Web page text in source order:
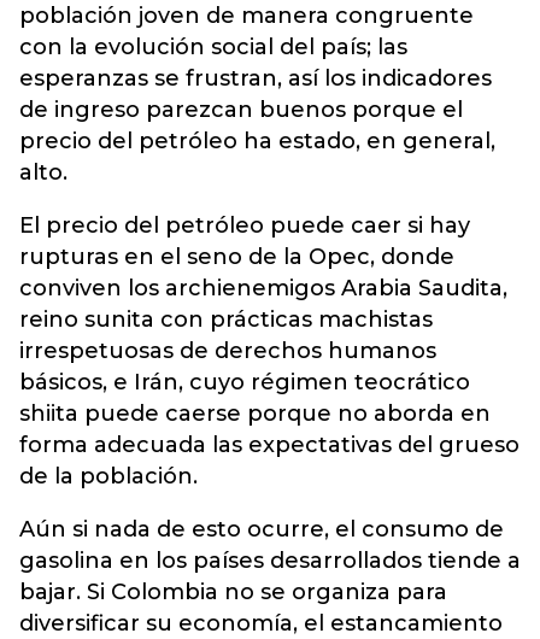
población joven de manera congruente
con la evolución social del país; las
esperanzas se frustran, así los indicadores
de ingreso parezcan buenos porque el
precio del petróleo ha estado, en general,
alto.
El precio del petróleo puede caer si hay
rupturas en el seno de la Opec, donde
conviven los archienemigos Arabia Saudita,
reino sunita con prácticas machistas
irrespetuosas de derechos humanos
básicos, e Irán, cuyo régimen teocrático
shiita puede caerse porque no aborda en
forma adecuada las expectativas del grueso
de la población.
Aún si nada de esto ocurre, el consumo de
gasolina en los países desarrollados tiende a
bajar. Si Colombia no se organiza para
diversificar su economía, el estancamiento